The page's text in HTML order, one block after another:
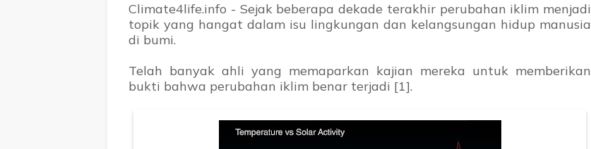
Climate4life.info - Sejak beberapa dekade terakhir perubahan iklim menjadi
topik yang hangat dalam isu lingkungan dan kelangsungan hidup manusia
di bumi.
Telah banyak ahli yang memaparkan kajian mereka untuk memberikan
bukti bahwa perubahan iklim benar terjadi [1].